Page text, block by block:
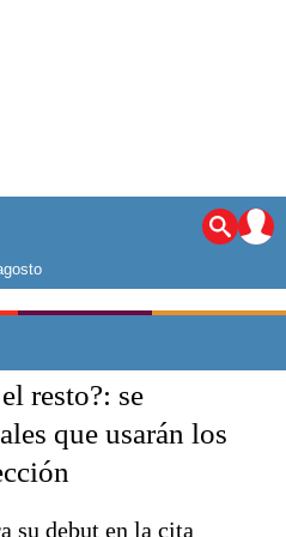
La ciudad
Alta
país
mundo
Seguridad
Olímpico
Liga del Sur
resto?: se
que usarán los
su debut en la cita